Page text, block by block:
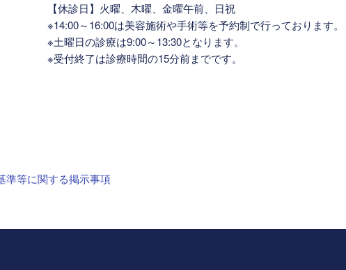
【休診日】火曜、木曜、金曜午前、日祝
※14:00～16:00は美容施術や手術等を予約制で行っております。
※土曜日の診療は9:00～13:30となります。
※受付終了は診療時間の15分前までです。